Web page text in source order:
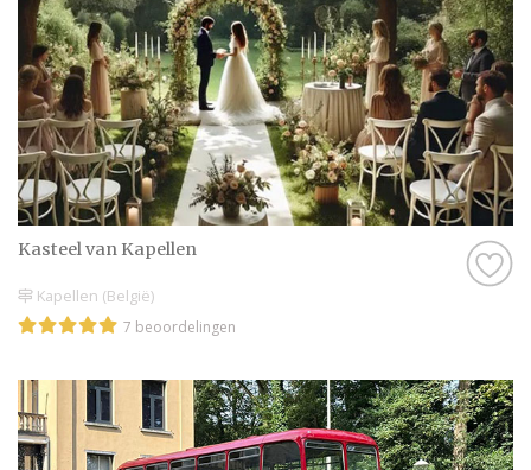
Kasteel van Kapellen
Kapellen (België)
7 beoordelingen